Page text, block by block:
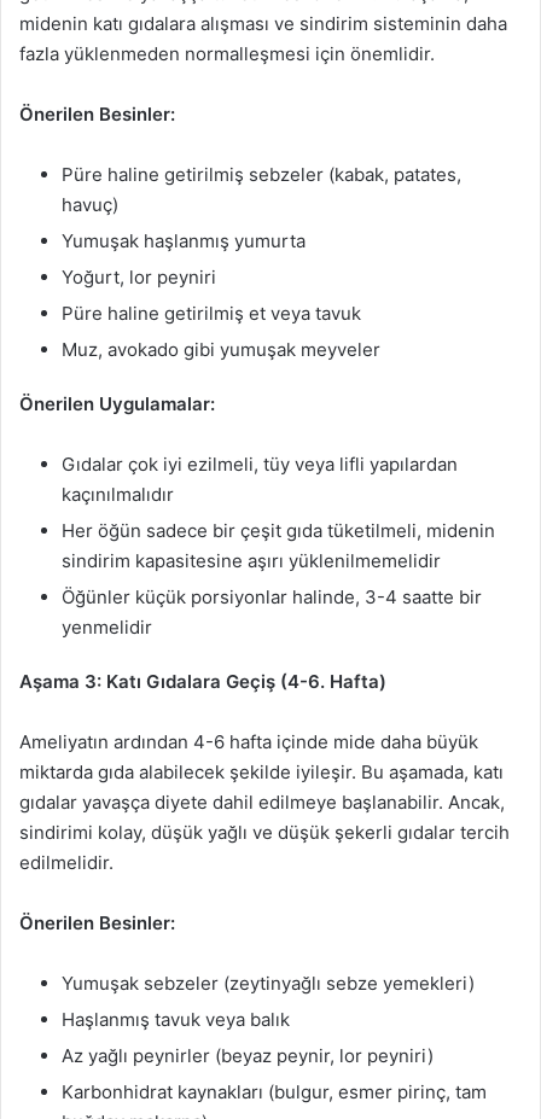
midenin katı gıdalara alışması ve sindirim sisteminin daha
fazla yüklenmeden normalleşmesi için önemlidir.
Önerilen Besinler:
Püre haline getirilmiş sebzeler (kabak, patates,
havuç)
Yumuşak haşlanmış yumurta
Yoğurt, lor peyniri
Püre haline getirilmiş et veya tavuk
Muz, avokado gibi yumuşak meyveler
Önerilen Uygulamalar:
Gıdalar çok iyi ezilmeli, tüy veya lifli yapılardan
kaçınılmalıdır
Her öğün sadece bir çeşit gıda tüketilmeli, midenin
sindirim kapasitesine aşırı yüklenilmemelidir
Öğünler küçük porsiyonlar halinde, 3-4 saatte bir
yenmelidir
Aşama 3: Katı Gıdalara Geçiş (4-6. Hafta)
Ameliyatın ardından 4-6 hafta içinde mide daha büyük
miktarda gıda alabilecek şekilde iyileşir. Bu aşamada, katı
gıdalar yavaşça diyete dahil edilmeye başlanabilir. Ancak,
sindirimi kolay, düşük yağlı ve düşük şekerli gıdalar tercih
edilmelidir.
Önerilen Besinler:
Yumuşak sebzeler (zeytinyağlı sebze yemekleri)
Haşlanmış tavuk veya balık
Az yağlı peynirler (beyaz peynir, lor peyniri)
Karbonhidrat kaynakları (bulgur, esmer pirinç, tam